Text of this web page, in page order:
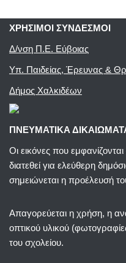
ΧΡΗΣΙΜΟΙ ΣΥΝΔΕΣΜΟΙ
Δ/νση Π.Ε. Εύβοιας
Υπ. Παιδείας, Έρευνας &
Δήμος Χαλκιδέων
ΠΝΕΥΜΑΤΙΚΑ
Οι εικόνες που
διατεθεί για ελεύθερη
σημειώνεται η προέλευσή
Απαγορεύεται η χρήση, η
οπτικού υλικού
του σχολείου.